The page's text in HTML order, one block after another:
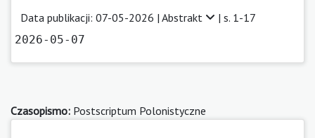
Data publikacji: 07-05-2026 | Abstrakt | s. 1-17
2026-05-07
Czasopismo: Postscriptum Polonistyczne